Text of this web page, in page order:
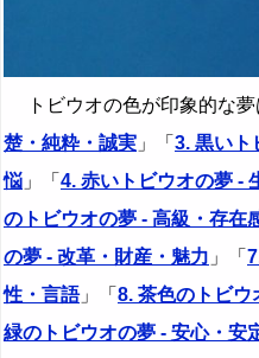
トビウオの色が印象的な夢
楚・純粋・誠実 」「 3. 黒いト
悩 」「 4. 赤いトビウオの夢 -
のトビウオの夢 - 高級・存在
の夢 - 改革・財産・魅力 」「
性・言語」「 8. 茶色のトビウ
緑のトビウオの夢 - 安心・安